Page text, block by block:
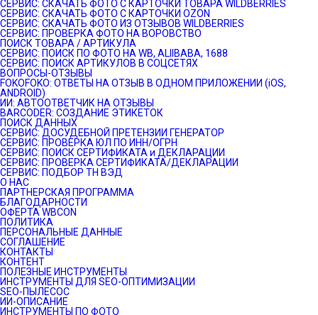
СЕРВИС: СКАЧАТЬ ФОТО С КАРТОЧКИ ТОВАРА WILDBERRIES
СЕРВИС: СКАЧАТЬ ФОТО С КАРТОЧКИ OZON
СЕРВИС: СКАЧАТЬ ФОТО ИЗ ОТЗЫВОВ WILDBERRIES
СЕРВИС: ПРОВЕРКА ФОТО НА ВОРОВСТВО
ПОИСК ТОВАРА / АРТИКУЛА
СЕРВИС: ПОИСК ПО ФОТО НА WB, ALIIBABA, 1688
СЕРВИС: ПОИСК АРТИКУЛОВ В СОЦСЕТЯХ
ВОПРОСЫ-ОТЗЫВЫ
FOKOFOKO: ОТВЕТЫ НА ОТЗЫВ В ОДНОМ ПРИЛОЖЕНИИ (iOS,
ANDROID)
ИИ: АВТООТВЕТЧИК НА ОТЗЫВЫ
BARCODER: СОЗДАНИЕ ЭТИКЕТОК
ПОИСК ДАННЫХ
СЕРВИС: ДОСУДЕБНОЙ ПРЕТЕНЗИИ ГЕНЕРАТОР
СЕРВИС: ПРОВЕРКА ЮЛ ПО ИНН/ОГРН
СЕРВИС: ПОИСК СЕРТИФИКАТА и ДЕКЛАРАЦИИ
СЕРВИС: ПРОВЕРКА СЕРТИФИКАТА/ДЕКЛАРАЦИИ
СЕРВИС: ПОДБОР ТН ВЭД
О НАС
ПАРТНЕРСКАЯ ПРОГРАММА
БЛАГОДАРНОСТИ
ОФЕРТА WBCON
ПОЛИТИКА
ПЕРСОНАЛЬНЫЕ ДАННЫЕ
СОГЛАШЕНИЕ
КОНТАКТЫ
КОНТЕНТ
ПОЛЕЗНЫЕ ИНСТРУМЕНТЫ
ИНСТРУМЕНТЫ ДЛЯ SEO-ОПТИМИЗАЦИИ
SEO-ПЫЛЕСОС
ИИ-ОПИСАНИЕ
ИНСТРУМЕНТЫ ПО ФОТО